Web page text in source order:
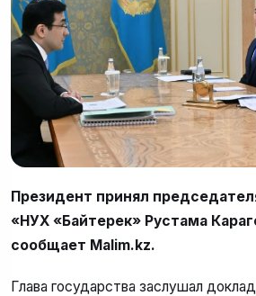
Президент принял
«НУХ «Байтерек» Рустама
сообщает Malim.kz.
Глава государства заслушал